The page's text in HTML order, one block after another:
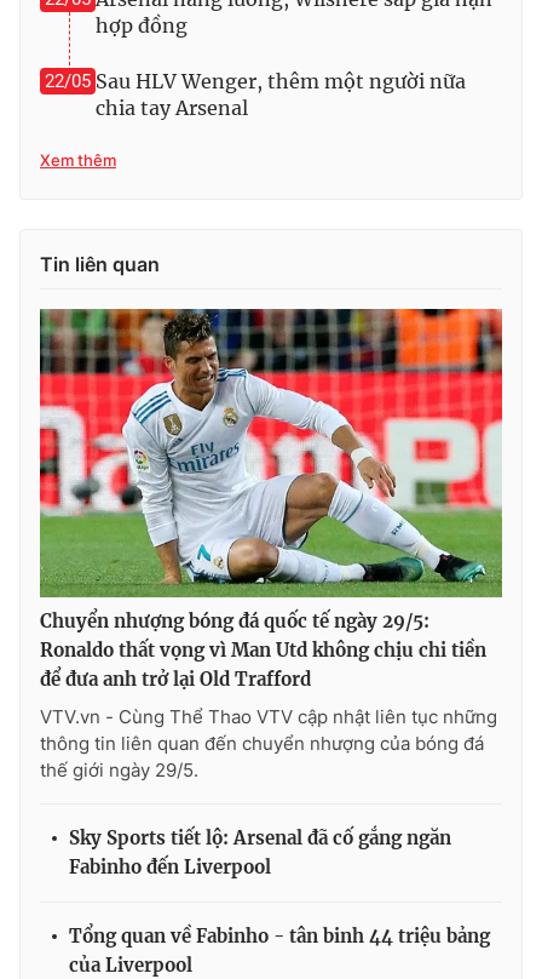
Ðiện thoại Thời báo VTV:024.66 897 897
Email:
Liên hệ quảng cáo:024-7300.7108
® Cấm sao chép dưới mọi hình thức nếu không có sự chấp
thuận bằng văn bản. Ghi rõ nguồn VTV.vn khi phát hành lại
thông tin từ website này.
hợp đồng
22/05 Sau HLV Wenger, thêm một người nữa
chia tay Arsenal
Xem thêm
Tin liên quan
Chuyển nhượng bóng đá quốc tế ngày 29/5:
Ronaldo thất vọng vì Man Utd không chịu chi tiền
để đưa anh trở lại Old Trafford
VTV.vn - Cùng Thể Thao VTV cập nhật liên tục những
thông tin liên quan đến chuyển nhượng của bóng đá
thế giới ngày 29/5.
Sky Sports tiết lộ: Arsenal đã cố gắng ngăn
Fabinho đến Liverpool
Tổng quan về Fabinho - tân binh 44 triệu bảng
của Liverpool